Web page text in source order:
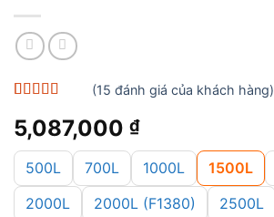
trênđánh
giá
(15 đánh giá của khách hàng)
5,087,000 ₫
500L 700L 1000L 1500L
2000L
2000L (F1380)
2500L